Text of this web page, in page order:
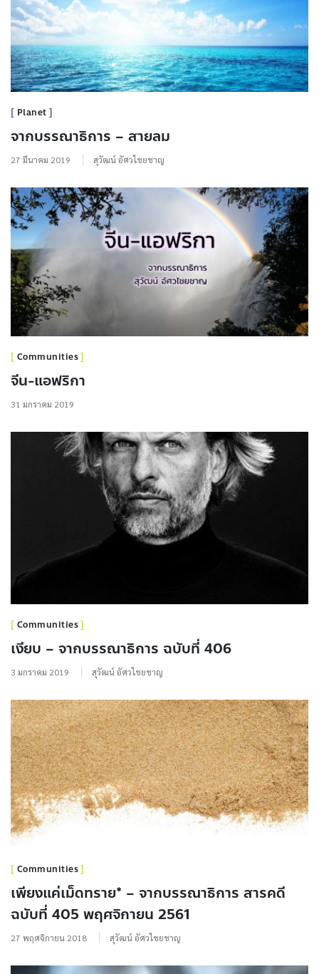
Planet
จากบรรณาธิการ – สายลม
27 มีนาคม 2019 สุวัฒน์ อัศวไชยชาญ
Communities
จีน-แอฟริกา
31 มกราคม 2019
Communities
เงียบ – จากบรรณาธิการ ฉบับที่ 406
3 มกราคม 2019 สุวัฒน์ อัศวไชยชาญ
Communities
เพียงแค่เม็ดทราย* – จากบรรณาธิการ สารคดี
ฉบับที่ 405 พฤศจิกายน 2561
27 พฤศจิกายน 2018 สุวัฒน์ อัศวไชยชาญ